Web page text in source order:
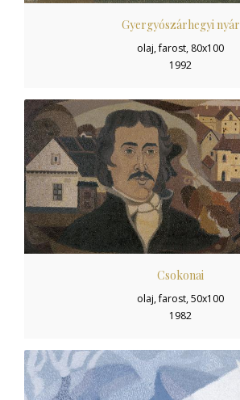
Gyergyószárhegyi nyár
olaj, farost, 80x100
1992
Csokonai
olaj, farost, 50x100
1982